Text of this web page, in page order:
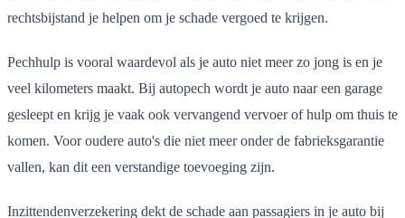
rechtsbijstand je helpen om je schade vergoed te krijgen.
Pechhulp is vooral waardevol als je auto niet meer zo jong is en je
veel kilometers maakt. Bij autopech wordt je auto naar een garage
gesleept en krijg je vaak ook vervangend vervoer of hulp om thuis te
komen. Voor oudere auto's die niet meer onder de fabrieksgarantie
vallen, kan dit een verstandige toevoeging zijn.
Inzittendenverzekering dekt de schade aan passagiers in je auto bij